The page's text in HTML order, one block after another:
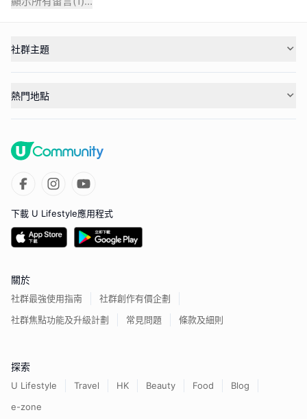
社群主題
熱門地點
下載 U Lifestyle應用程式
關於
社群最強使用指南
社群創作有價企劃
社群焦點功能及升級計劃
常見問題 條款及細則
探索
U Lifestyle Travel HK Beauty Food
Blog
e-zone